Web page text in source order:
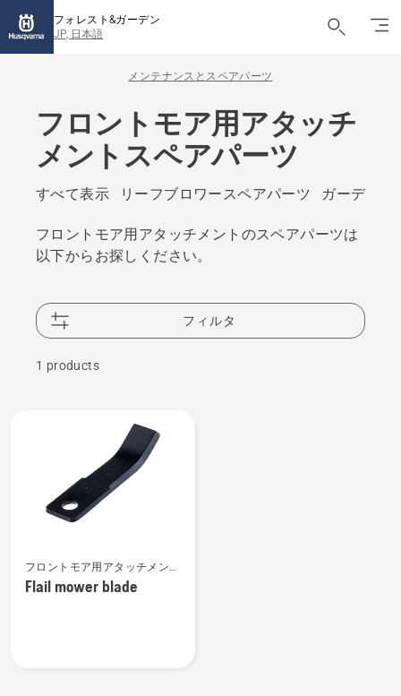
フォレスト&ガーデン
JP, 日本語
メンテナンスとスペアパーツ
フロントモア用アタッチ
メントスペアパーツ
すべて表示 リーフブロワースペアパーツ ガーデント
フロントモア用アタッチメントのスペアパーツは
以下からお探しください。
フィルタ
1 products
mower
blade
フロントモア用アタッチメント
スペアパーツ
Flail mower blade